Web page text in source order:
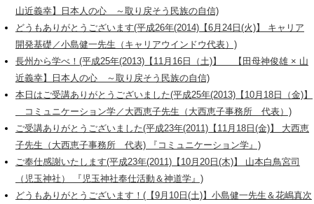
山近義幸】日本人の心 ～取り戻そう民族の自信)
どうもありがとうございます(平成26年(2014)【6月24日(火)】 キャリア
開発基礎／小島健一先生（キャリアウインドウ代表）)
長州から学べ！(平成25年(2013)【11月16日（土)】 【田母神俊雄 × 山
近義幸】日本人の心 ～取り戻そう民族の自信)
本日はご受講ありがとうございました(平成25年(2013)【10月18日（金)】
コミュニケーション学／大西恵子先生（大西恵子事務所 代表）)
ご受講ありがとうございました(平成23年(2011)【11月18日(金)】 大西恵
子先生（大西恵子事務所 代表) 『コミュニケーション学』)
ご奉仕感謝いたします(平成23年(2011)【10月20日(木)】 山本白鳥宮司
（児玉神社） 『児玉神社奉仕活動＆神道学』)
どうもありがとうございます！(【9月10日(土)】小島健一先生＆花嶋真次